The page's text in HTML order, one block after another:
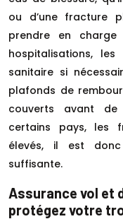
ou d’une fracture
prendre en charge
hospitalisations,
sanitaire si
plafonds de
couverts avant de
certains pays, les
élevés, il est
suffisante.
Assurance vol et
protégez votre